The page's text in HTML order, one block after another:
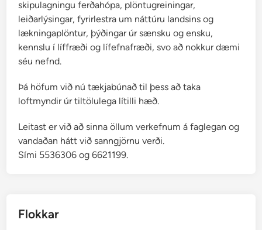
skipulagningu ferðahópa, plöntugreiningar,
leiðarlýsingar, fyrirlestra um náttúru landsins og
lækningaplöntur, þýðingar úr sænsku og ensku,
kennslu í líffræði og lífefnafræði, svo að nokkur dæmi
séu nefnd.
Þá höfum við nú tækjabúnað til þess að taka
loftmyndir úr tiltölulega lítilli hæð.
Leitast er við að sinna öllum verkefnum á faglegan og
vandaðan hátt við sanngjörnu verði.
Sími 5536306 og 6621199.
Flokkar